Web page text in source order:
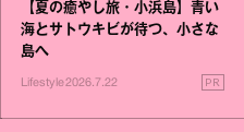
【夏の癒やし旅・小浜島】青い
海とサトウキビが待つ、小さな
島へ
Lifestyle2026.7.22 PR